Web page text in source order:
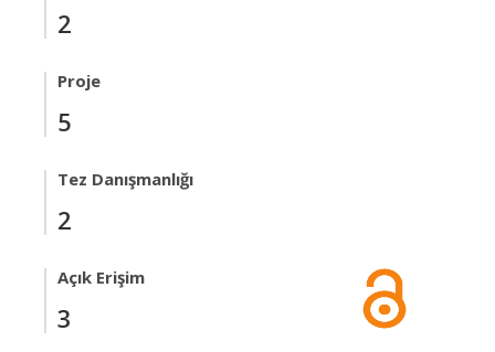
2
Proje
5
Tez Danışmanlığı
2
Açık Erişim
3